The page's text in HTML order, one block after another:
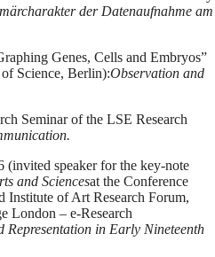
der Datenaufnahme am
Genes, Cells and Embryos”
Science, Berlin):Observation and
Seminar of the LSE Research
(invited speaker for the key-note
and Sciencesat the Conference
Institute of Art Research Forum,
London – e-Research
Representation in Early Nineteenth